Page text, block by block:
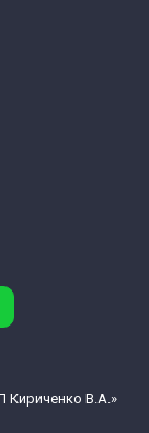
Кириченко В.А.»